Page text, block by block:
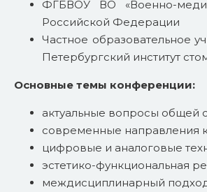
ФГБВОУ ВО «Военно-
Российской Федерации
Частное образовательное
Петербургский институт
Основные темы конференции:
актуальные вопросы общей
современные направления
цифровые и аналоговые
эстетико-функциональная
междисциплинарный подход